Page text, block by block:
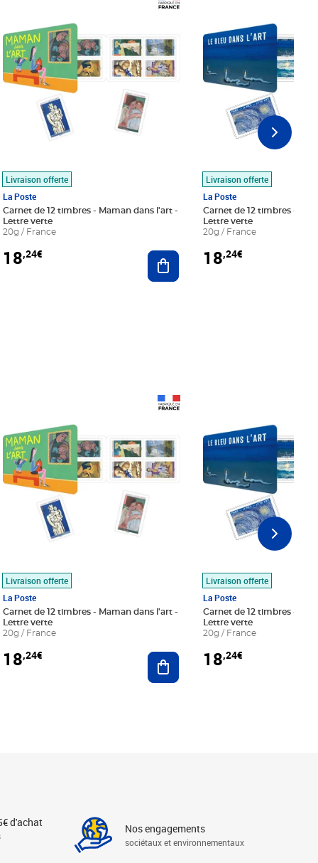
au panier
Livraison offerte
La Poste
Carnet de 12 timbres - Maman dans l'art -
Lettre verte
20g / France
18,24€ Ajouter au panier
Livraison offerte
La Poste
Carnet de 12 timbres - Le
Lettre verte
20g / France
18,24€
au panier
Livraison offerte
La Poste
Carnet de 12 timbres - Maman dans l'art -
Lettre verte
20g / France
18,24€ Ajouter au panier
Livraison offerte
La Poste
Carnet de 12 timbres - Le
Lettre verte
20g / France
18,24€
d'achat Nos engagements
sociétaux et environnementaux